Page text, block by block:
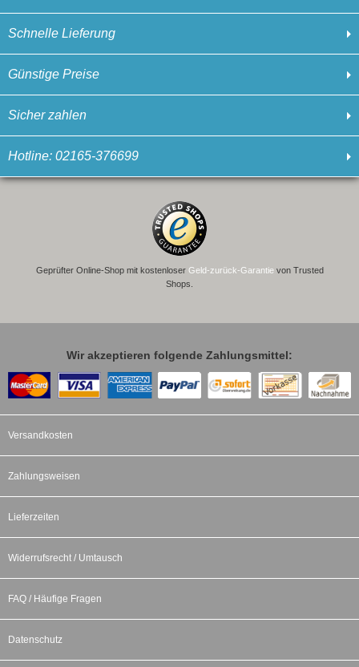
Schnelle Lieferung
Günstige Preise
Sicher zahlen
Hotline: 02165-376699
Geprüfter Online-Shop mit kostenloser Geld-zurück-Garantievon Trusted
Shops.
Wir akzeptieren folgende Zahlungsmittel:
Versandkosten
Zahlungsweisen
Lieferzeiten
Widerrufsrecht / Umtausch
FAQ / Häufige Fragen
Datenschutz